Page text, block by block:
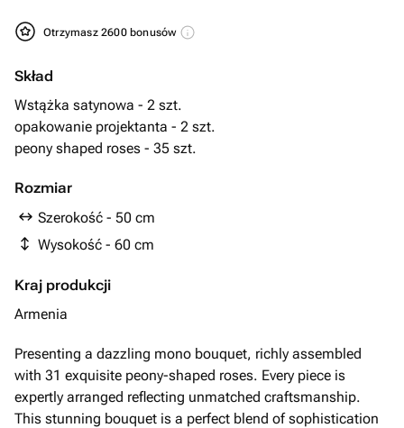
Otrzymasz 2600 bonusów
Skład
Wstążka satynowa - 2 szt.
opakowanie projektanta - 2 szt.
peony shaped roses - 35 szt.
Rozmiar
Szerokość - 50 cm
Wysokość - 60 cm
Kraj produkcji
Armenia
Presenting a dazzling mono bouquet, richly assembled
with 31 exquisite peony-shaped roses. Every piece is
expertly arranged reflecting unmatched craftsmanship.
This stunning bouquet is a perfect blend of sophistication